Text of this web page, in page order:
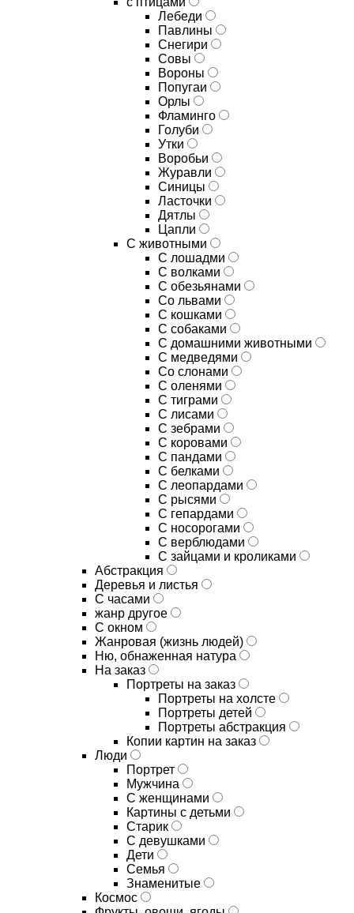
Лебеди
Павлины
Снегири
Совы
Вороны
Попугаи
Орлы
Фламинго
Голуби
Утки
Воробьи
Журавли
Синицы
Ласточки
Дятлы
Цапли
С животными
С лошадми
С волками
С обезьянами
Со львами
С кошками
С собаками
С домашними животными
С медведями
Со слонами
С оленями
С тиграми
С лисами
С зебрами
С коровами
С пандами
С белками
С леопардами
С рысями
С гепардами
С носорогами
С верблюдами
С зайцами и кроликами
Абстракция
Деревья и листья
С часами
жанр другое
С окном
Жанровая (жизнь людей)
Ню, обнаженная натура
На заказ
Портреты на заказ
Портреты на холсте
Портреты детей
Портреты абстракция
Копии картин на заказ
Люди
Портрет
Мужчина
С женщинами
Картины с детьми
Старик
С девушками
Дети
Семья
Знаменитые
Космос